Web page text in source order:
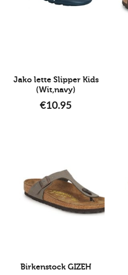
Jako lette Slipper Kids
(Wit,navy)
€10.95
Birkenstock GIZEH